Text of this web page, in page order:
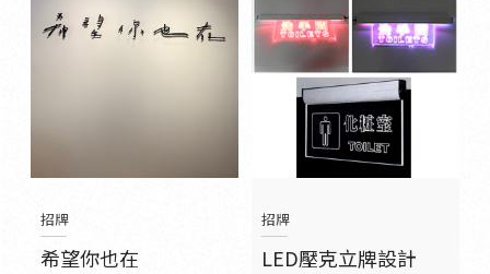
招牌
希望你也在
招牌
LED壓克立牌設計